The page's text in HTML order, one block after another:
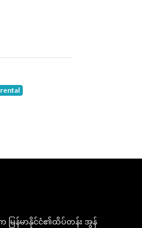
rental
မြန်မာနိုင်ငံ၏ထိပ်တန်း အွန်